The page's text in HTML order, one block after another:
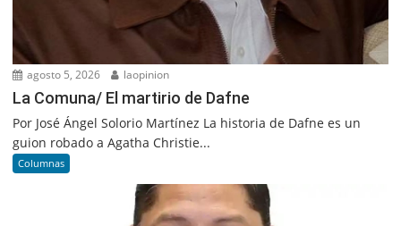
agosto 5, 2026 laopinion
La Comuna/ El martirio de Dafne
Por José Ángel Solorio Martínez La historia de Dafne es un
guion robado a Agatha Christie...
Columnas